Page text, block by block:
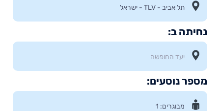
נחיתה ב:
מספר נוסעים: